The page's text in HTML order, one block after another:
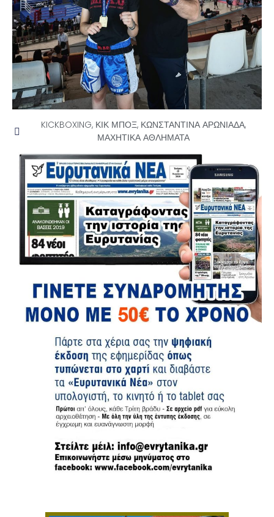
KICKBOXING, ΚΙΚ ΜΠΟΞ, ΚΩΝΣΤΑΝΤΙΝΑ ΑΡΩΝΙΑΔΑ,
ΜΑΧΗΤΙΚΑ ΑΘΛΗΜΑΤΑ